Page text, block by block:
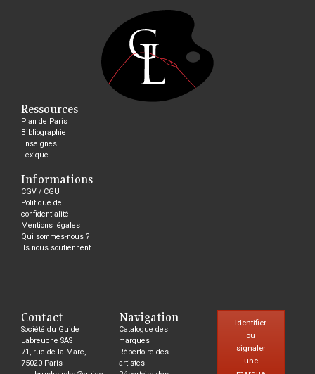
Ressources
Plan de Paris
Bibliographie
Enseignes
Lexique
Informations
CGV / CGU
Politique de
confidentialité
Mentions légales
Qui sommes-nous ?
Ils nous soutiennent
Contact
Société du Guide
Labreuche SAS
71, rue de la Mare,
75020 Paris
Navigation
Catalogue des
marques
Répertoire des
artistes
Identifier
ou
signaler
une